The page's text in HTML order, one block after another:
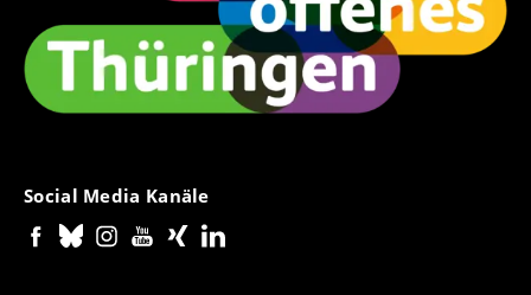
Social Media Kanäle